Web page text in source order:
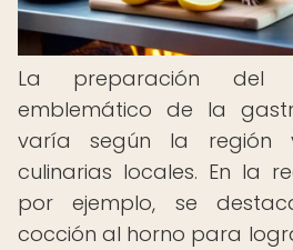
La preparación
emblemático de la
varía según la región
culinarias locales. En la
por ejemplo, se
cocción al horno para